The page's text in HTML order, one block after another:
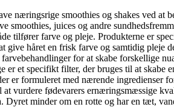
næringsrige smoothies og shakes ved at
juices og andre
tilfører farve og pleje. Produkterne er
håret en frisk farve og samtidig pleje
for at skabe forskellige
et specifikt filter, der bruges til at
formuleret med nærende ingredienser
vurdere fødevarers ernæringsmæssige
minder om en rotte og har en tæt,